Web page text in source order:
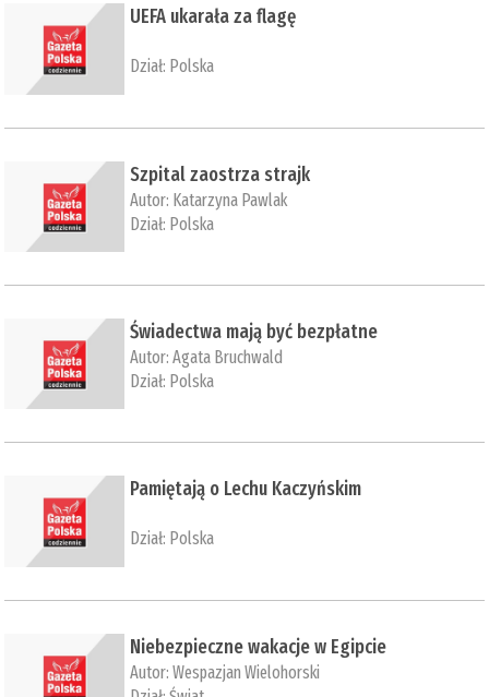
UEFA ukarała za flagę
Dział: Polska
Szpital zaostrza strajk
Autor: Katarzyna Pawlak
Dział: Polska
Świadectwa mają być bezpłatne
Autor:Agata Bruchwald
Dział: Polska
Pamiętają o Lechu Kaczyńskim
Dział: Polska
Niebezpieczne wakacje w Egipcie
Autor:Wespazjan Wielohorski